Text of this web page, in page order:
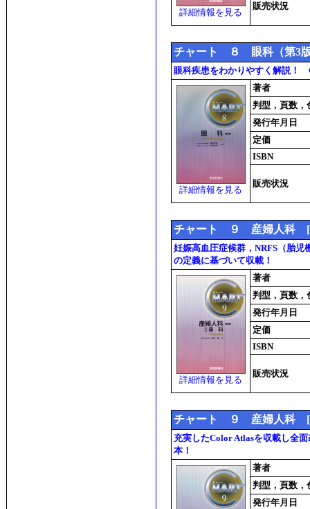
詳細情報を見る
販売状況
チャート ８ 眼科（第3
眼科疾患をわかりやすく解説！
詳細情報を見る
著者
判型，頁数，
発行年月日
定価
ISBN
販売状況
チャート ９ 産婦人科
妊娠高血圧症候群，NRFS（胎
の定義に基づいて収載！
詳細情報を見る
著者
判型，頁数，
発行年月日
定価
ISBN
販売状況
チャート ９ 産婦人科
充実したColor Atlasを収載し全
本！
著者
判型，頁数，
発行年月日